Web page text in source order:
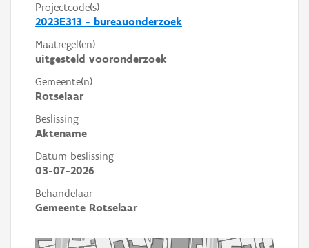
Projectcode(s)
2023E313 - bureauonderzoek
Maatregel(en)
uitgesteld vooronderzoek
Gemeente(n)
Rotselaar
Beslissing
Aktename
Datum beslissing
03-07-2026
Behandelaar
Gemeente Rotselaar